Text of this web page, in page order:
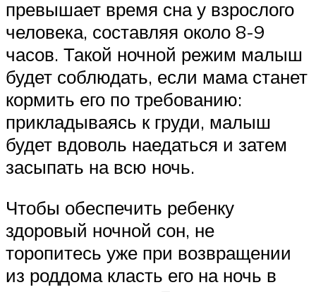
превышает время сна у взрослого
человека, составляя около 8-9
часов. Такой ночной режим малыш
будет соблюдать, если мама станет
кормить его по требованию:
прикладываясь к груди, малыш
будет вдоволь наедаться и затем
засыпать на всю ночь.
Чтобы обеспечить ребенку
здоровый ночной сон, не
торопитесь уже при возвращении
из роддома класть его на ночь в